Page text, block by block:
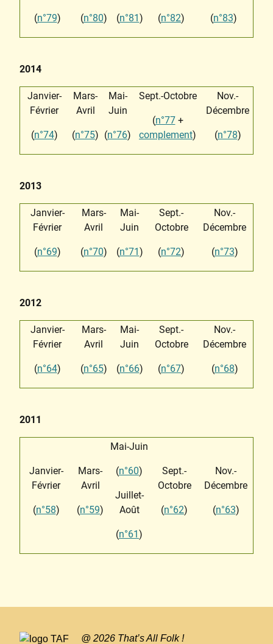
(n°79) (n°80) (n°81) (n°82) (n°83)
2014
Janvier-
Février
(n°74)
Mars-
Avril
(n°75)
Mai-
Juin
(n°76)
Sept.-Octobre
(n°77+
complement)
Nov.-
Décembre
(n°78)
2013
Janvier-
Février
(n°69)
Mars-
Avril
(n°70)
Mai-
Juin
(n°71)
Sept.-
Octobre
(n°72)
Nov.-
Décembre
(n°73)
2012
Janvier-
Février
(n°64)
Mars-
Avril
(n°65)
Mai-
Juin
(n°66)
Sept.-
Octobre
(n°67)
Nov.-
Décembre
(n°68)
2011
Janvier-
Février
(n°58)
Mars-
Avril
(n°59)
Mai-Juin
(n°60)
Juillet-
Août
(n°61)
Sept.-
Octobre
(n°62)
Nov.-
Décembre
(n°63)
@ 2026 That’s All Folk !